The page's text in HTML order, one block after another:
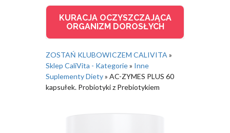
KURACJA OCZYSZCZAJĄCA
ORGANIZM DOROSŁYCH
ZOSTAŃ KLUBOWICZEM CALIVITA »
Sklep CaliVita - Kategorie» Inne
Suplementy Diety» AC-ZYMES PLUS 60
kapsułek. Probiotyki z Prebiotykiem